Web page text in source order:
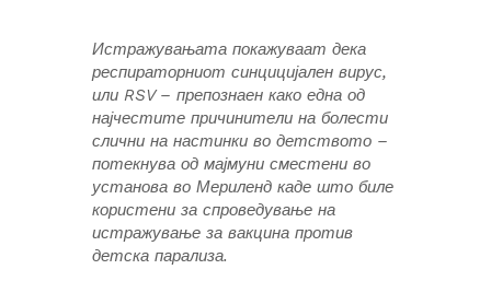
Истражувањата покажуваат дека
респираторниот синцицијален вирус,
или RSV – препознаен како една од
најчестите причинители на болести
слични на настинки во детството –
потекнува од мајмуни сместени во
установа во Мериленд каде што биле
користени за спроведување на
истражување за вакцина против
детска парализа.